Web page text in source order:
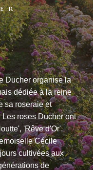
Ducher organise la
dédiée à la reine
sa roseraie et
roses Ducher ont
'Rêve d'Or',
Cécile
cultivées aux
de